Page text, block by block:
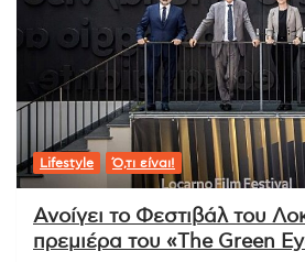
Lifestyle Ό,τι είναι!
Ανοίγει το Φεστιβάλ του
πρεμιέρα του «The Green